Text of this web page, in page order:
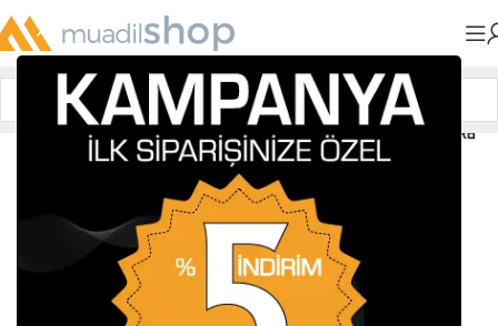
Anasayfa»Muadil Tonerler